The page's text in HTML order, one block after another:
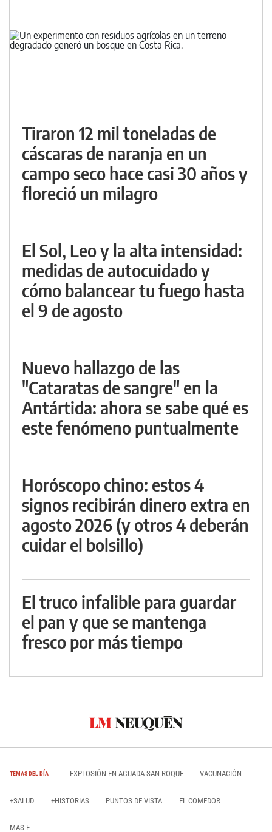
Tiraron 12 mil toneladas de
cáscaras de naranja en un
campo seco hace casi 30 años y
floreció un milagro
El Sol, Leo y la alta intensidad:
medidas de autocuidado y
cómo balancear tu fuego hasta
el 9 de agosto
Nuevo hallazgo de las
"Cataratas de sangre" en la
Antártida: ahora se sabe qué es
este fenómeno puntualmente
Horóscopo chino: estos 4
signos recibirán dinero extra en
agosto 2026 (y otros 4 deberán
cuidar el bolsillo)
El truco infalible para guardar
el pan y que se mantenga
fresco por más tiempo
TEMAS DEL DÍA EXPLOSIÓN EN AGUADA SAN ROQUE VACUNACIÓN
+SALUD +HISTORIAS PUNTOS DE VISTA EL COMEDOR
MAS E